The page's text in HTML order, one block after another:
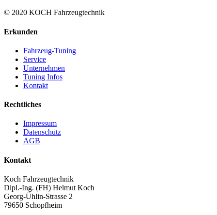
© 2020 KOCH Fahrzeugtechnik
Erkunden
Fahrzeug-Tuning
Service
Unternehmen
Tuning Infos
Kontakt
Rechtliches
Impressum
Datenschutz
AGB
Kontakt
Koch Fahrzeugtechnik
Dipl.-Ing. (FH) Helmut Koch
Georg-Ühlin-Strasse 2
79650 Schopfheim